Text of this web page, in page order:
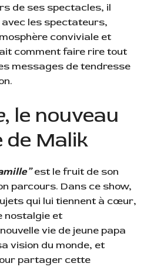
de ses spectacles, il
les spectateurs,
conviviale et
comment faire rire tout
messages de tendresse
, le nouveau
de Malik
est le fruit de son
parcours. Dans ce show,
qui lui tiennent à cœur,
nostalgie et
vie de jeune papa
vision du monde, et
partager cette